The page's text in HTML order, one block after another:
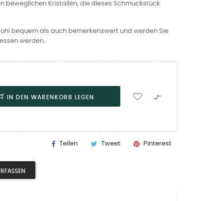
beweglichen Kristallen, die dieses Schmuckstück
bequem als auch bemerkenswert und werden Sie
werden.
IN DEN WARENKORB LEGEN 
Teilen Tweet Pinterest